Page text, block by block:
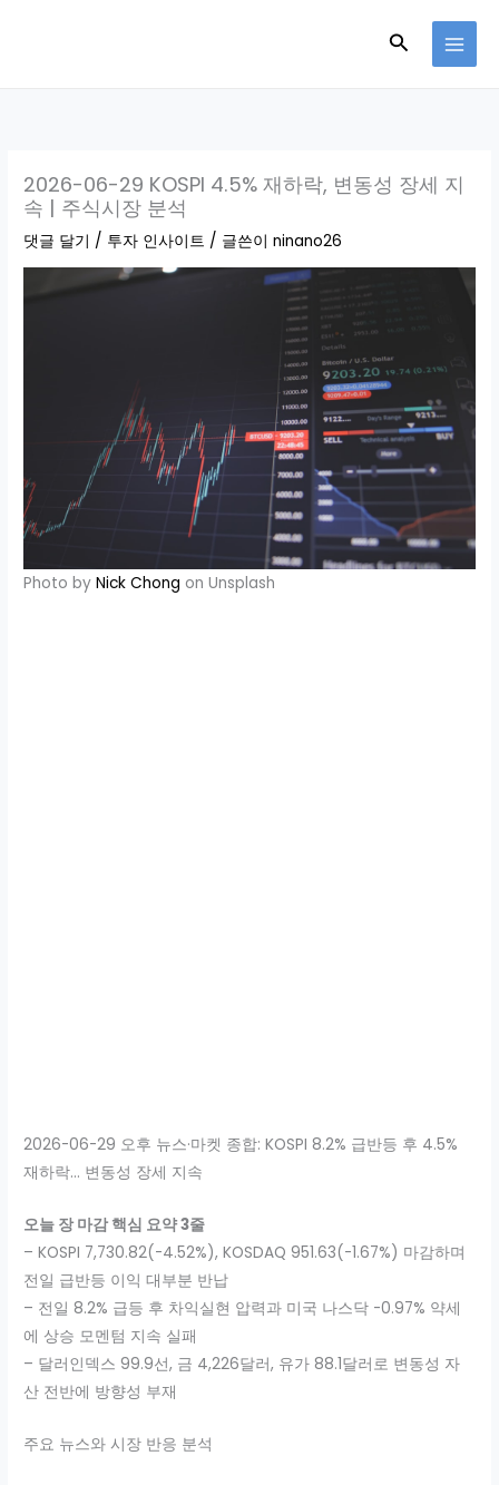
검
2026-06-29 KOSPI 4.5% 재하락, 변동성 장세 지
속 | 주식시장 분석
댓글 달기 / 투자 인사이트 / 글쓴이ninano26
Photo byNick Chong on Unsplash
2026-06-29 오후 뉴스·마켓 종합: KOSPI 8.2% 급반등 후 4.5%
재하락… 변동성 장세 지속
오늘 장 마감 핵심 요약 3줄
– KOSPI 7,730.82(-4.52%), KOSDAQ 951.63(-1.67%) 마감하며
전일 급반등 이익 대부분 반납
– 전일 8.2% 급등 후 차익실현 압력과 미국 나스닥 -0.97% 약세
에 상승 모멘텀 지속 실패
– 달러인덱스 99.9선, 금 4,226달러, 유가 88.1달러로 변동성 자
산 전반에 방향성 부재
주요 뉴스와 시장 반응 분석